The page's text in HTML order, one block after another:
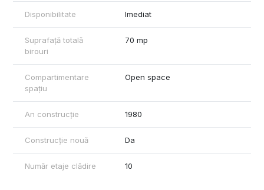
Disponibilitate Imediat
Suprafață totală
birouri
70 mp
Compartimentare
spațiu
Open space
An construcție 1980
Construcție nouă Da
Număr etaje clădire 10